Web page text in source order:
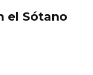
el Sótano